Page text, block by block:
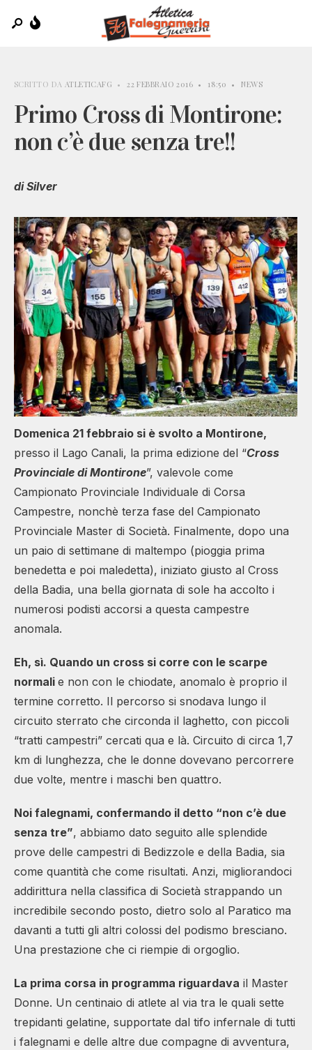
SCRITTO DA ATLETICAFG • 22 FEBBRAIO 2016 • 18:50 • NEWS
Primo Cross di Montirone:
non c’è due senza tre!!
di Silver
Domenica 21 febbraio si è svolto a Montirone,
presso il Lago Canali, la prima edizione del “Cross
Provinciale di Montirone”, valevole come
Campionato Provinciale Individuale di Corsa
Campestre, nonchè terza fase del Campionato
Provinciale Master di Società. Finalmente, dopo una
un paio di settimane di maltempo (pioggia prima
benedetta e poi maledetta), iniziato giusto al Cross
della Badia, una bella giornata di sole ha accolto i
numerosi podisti accorsi a questa campestre
anomala.
Eh, sì. Quando un cross si corre con le scarpe
normali e non con le chiodate, anomalo è proprio il
termine corretto. Il percorso si snodava lungo il
circuito sterrato che circonda il laghetto, con piccoli
“tratti campestri” cercati qua e là. Circuito di circa 1,7
km di lunghezza, che le donne dovevano percorrere
due volte, mentre i maschi ben quattro.
Noi falegnami, confermando il detto “non c’è due
senza tre”, abbiamo dato seguito alle splendide
prove delle campestri di Bedizzole e della Badia, sia
come quantità che come risultati. Anzi, migliorandoci
addirittura nella classifica di Società strappando un
incredibile secondo posto, dietro solo al Paratico ma
davanti a tutti gli altri colossi del podismo bresciano.
Una prestazione che ci riempie di orgoglio.
La prima corsa in programma riguardava il Master
Donne. Un centinaio di atlete al via tra le quali sette
trepidanti gelatine, supportate dal tifo infernale di tutti
i falegnami e delle altre due compagne di avventura,